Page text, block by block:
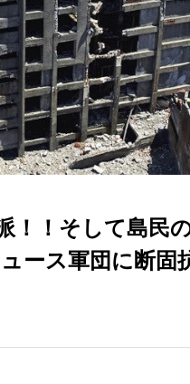
！！そして島民
ース軍団に断固